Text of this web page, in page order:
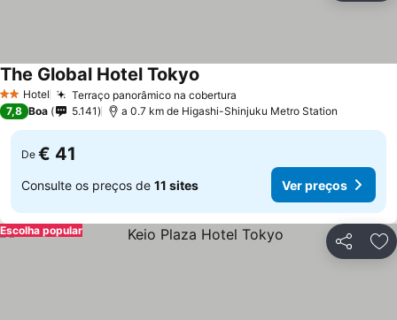
2 Estrelas
Hotel Terraço panorâmico na cobertura
The Global Hotel Tokyo
7,8 Boa 5.141 a 0.7 km de Higashi-Shinjuku Metro Station
De € 41
Consulte os preços de 11 sites Ver preços
Partilhar
Escolha popular